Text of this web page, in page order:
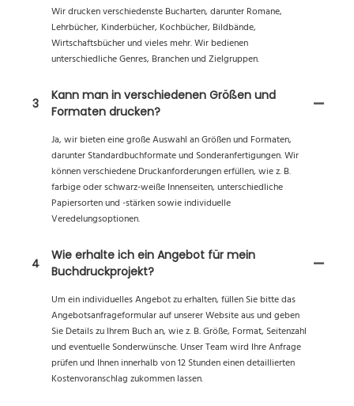
Wir drucken verschiedenste Bucharten, darunter Romane,
Lehrbücher, Kinderbücher, Kochbücher, Bildbände,
Wirtschaftsbücher und vieles mehr. Wir bedienen
unterschiedliche Genres, Branchen und Zielgruppen.
3
Kann man in verschiedenen Größen und
Formaten drucken?
Ja, wir bieten eine große Auswahl an Größen und Formaten,
darunter Standardbuchformate und Sonderanfertigungen. Wir
können verschiedene Druckanforderungen erfüllen, wie z. B.
farbige oder schwarz-weiße Innenseiten, unterschiedliche
Papiersorten und -stärken sowie individuelle
Veredelungsoptionen.
4
Wie erhalte ich ein Angebot für mein
Buchdruckprojekt?
Um ein individuelles Angebot zu erhalten, füllen Sie bitte das
Angebotsanfrageformular auf unserer Website aus und geben
Sie Details zu Ihrem Buch an, wie z. B. Größe, Format, Seitenzahl
und eventuelle Sonderwünsche. Unser Team wird Ihre Anfrage
prüfen und Ihnen innerhalb von 12 Stunden einen detaillierten
Kostenvoranschlag zukommen lassen.